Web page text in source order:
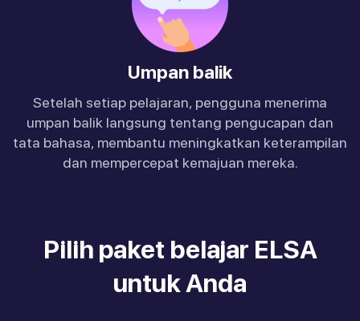
Umpan balik
Setelah setiap pelajaran, pengguna menerima
umpan balik langsung tentang pengucapan dan
tata bahasa, membantu meningkatkan keterampilan
dan mempercepat kemajuan mereka.
Pilih paket belajar ELSA
untuk Anda